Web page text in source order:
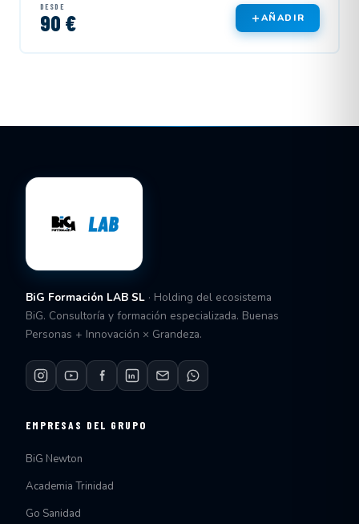
DESDE
90 € AÑADIR
BiG Formación LAB SL · Holding del ecosistema
BiG. Consultoría y formación especializada. Buenas
Personas + Innovación × Grandeza.
EMPRESAS DEL GRUPO
BiG Newton
Academia Trinidad
Go Sanidad